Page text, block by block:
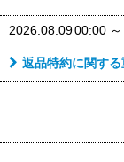
2026.08.0900:00 ～
返品特約に関す